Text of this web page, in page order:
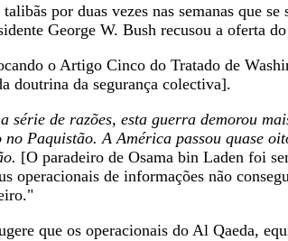
por duas vezes nas semanas que
George W. Bush recusou a oferta
o Artigo Cinco do Tratado de
doutrina da segurança colectiva].
de razões, esta guerra demorou
no Paquistão. A América passou quase
[O paradeiro de Osama bin Laden foi
operacionais de informações não
que os operacionais do Al Qaeda,